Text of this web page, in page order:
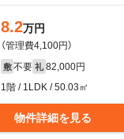
8.2万円
（管理費4,100円）
敷 不要 礼 82,000円
1階 / 1LDK / 50.03㎡
物件詳細を見る